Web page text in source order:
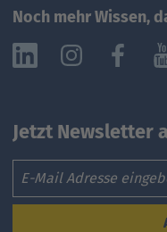
Noch mehr Wissen,
Jetzt Newsletter